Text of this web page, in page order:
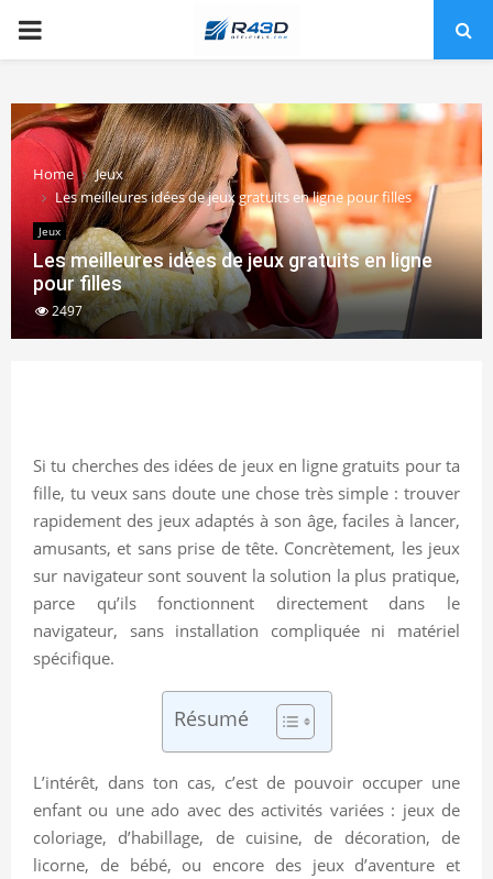
PRIMARY
Home
Jeux
Les meilleures idées de jeux gratuits en ligne pour filles
Jeux
Les meilleures idées de jeux gratuits en ligne
pour filles
2497
Si tu cherches des idées de jeux en ligne gratuits pour ta
fille, tu veux sans doute une chose très simple : trouver
rapidement des jeux adaptés à son âge, faciles à lancer,
amusants, et sans prise de tête. Concrètement, les jeux
sur navigateur sont souvent la solution la plus pratique,
parce qu’ils fonctionnent directement dans le
navigateur, sans installation compliquée ni matériel
spécifique.
Résumé
L’intérêt, dans ton cas, c’est de pouvoir occuper une
enfant ou une ado avec des activités variées : jeux de
coloriage, d’habillage, de cuisine, de décoration, de
licorne, de bébé, ou encore des jeux d’aventure et